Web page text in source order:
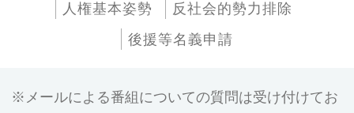
人権基本姿勢
反社会的勢力排除
後援等名義申請
メールによる番組についての質問は受け付けてお